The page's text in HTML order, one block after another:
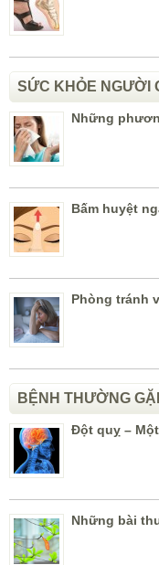
SỨC KHỎE NGƯỜI
Những
Bấm huyệt
Phòng tránh
BỆNH THƯỜNG
Đột quỵ –
Những bài